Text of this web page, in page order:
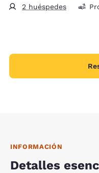
2 huéspedes
INFORMACIÓN
Detalles